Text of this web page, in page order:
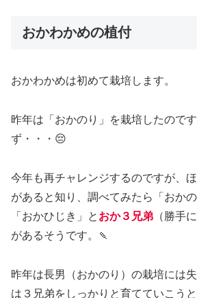
おかわかめの植付
おかわかめは初めて栽培します。
昨年は「おかのり」を栽培したので
ず・・・😔
今年も再チャレンジするのですが、
があると知り、調べてみたら「おか
「おかひじき」と おか３兄弟 （勝手
があるそうです。🍡
昨年は長男（おかのり）の栽培には
は３兄弟をしっかりと育てていこうと